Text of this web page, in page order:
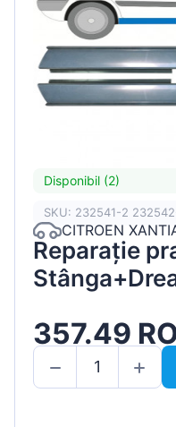
Disponibil (2)
SKU: 232541-2
CITROEN
Reparație
357.49